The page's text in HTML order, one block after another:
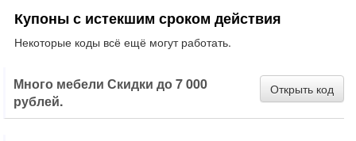
Купоны с истекшим сроком действия
Некоторые коды всё ещё могут работать.
Много мебели Скидки до 7 000
рублей.
Открыть код